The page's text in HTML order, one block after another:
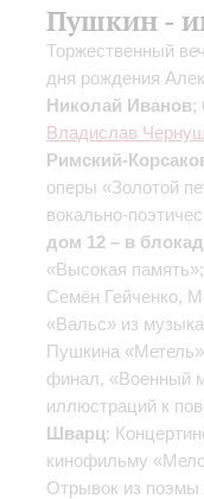
Пушкин -
Торжественный
дня рождения
Николай Иванов;
Владислав
Римский-
оперы «Золотой
вокально-
дом 12 – в
«Высокая память»;
Семён Гейченко,
«Вальс» из
Пушкина
финал, «Военный
иллюстраций к
Шварц:
кинофильму
Отрывок из